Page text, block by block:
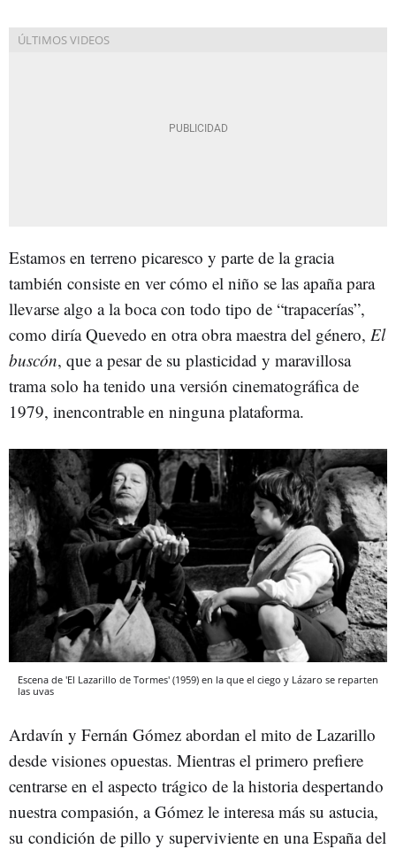
Estamos en terreno picaresco y parte de la gracia
también consiste en ver cómo el niño se las apaña para
llevarse algo a la boca con todo tipo de “trapacerías”,
como diría Quevedo en otra obra maestra del género, El
buscón, que a pesar de su plasticidad y maravillosa
trama solo ha tenido una versión cinematográfica de
1979, inencontrable en ninguna plataforma.
Escena de 'El Lazarillo de Tormes' (1959) en la que el ciego y Lázaro se reparten
las uvas
Ardavín y Fernán Gómez abordan el mito de Lazarillo
desde visiones opuestas. Mientras el primero prefiere
centrarse en el aspecto trágico de la historia despertando
nuestra compasión, a Gómez le interesa más su astucia,
su condición de pillo y superviviente en una España del